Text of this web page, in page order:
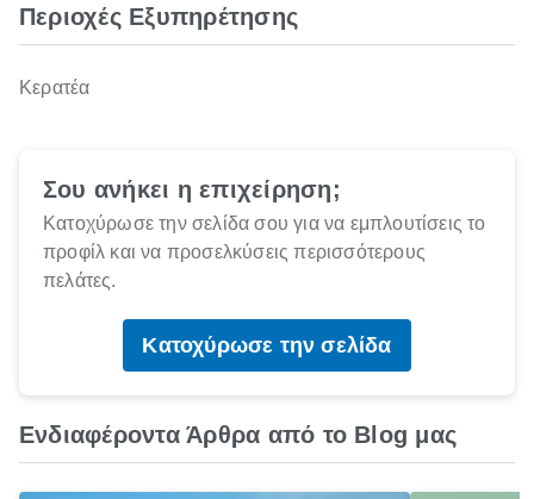
Περιοχές Εξυπηρέτησης
Κερατέα
Σου ανήκει η επιχείρηση;
Κατοχύρωσε την σελίδα σου για να εμπλουτίσεις το
προφίλ και να προσελκύσεις περισσότερους
πελάτες.
Κατοχύρωσε την σελίδα
Ενδιαφέροντα Άρθρα από το Blog μας